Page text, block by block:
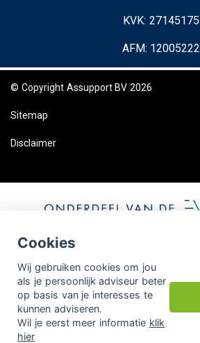
Cookies
Wij gebruiken cookies om jou
als je persoonlijk adviseur beter
op basis van je interesses te
kunnen adviseren.
Wil je eerst meer informatie klik
hier
KVK: 27145175
AFM: 12005222
© Copyright Assupport BV 2026
Sitemap
Disclaimer